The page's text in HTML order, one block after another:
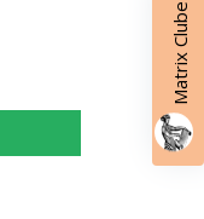
Matrix Clube